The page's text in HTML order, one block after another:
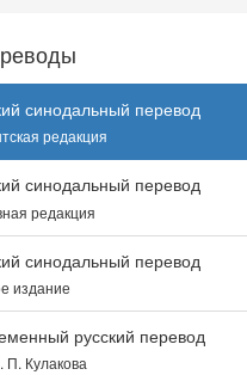
синодальный перевод
редакция
синодальный перевод
редакция
синодальный перевод
издание
русский перевод
Кулакова